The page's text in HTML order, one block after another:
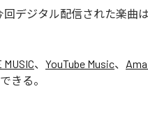
回デジタル配信された楽曲は
MUSIC、 YouTube Music、
きる。